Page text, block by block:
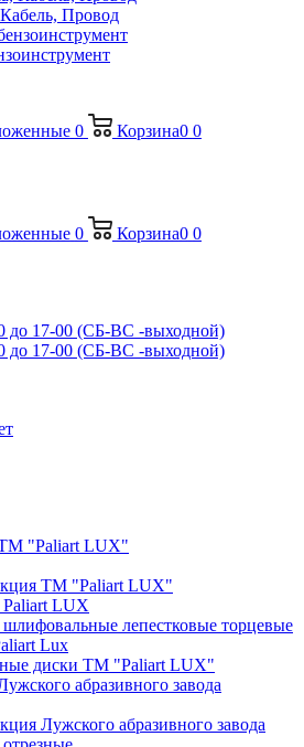
Провод
0 Корзина0 0
0 Корзина0 0
до 17-00 (СБ-ВС -выходной)
до 17-00 (СБ-ВС -выходной)
"Paliart LUX"
ТМ "Paliart LUX"
LUX
лепестковые торцевые
Lux
диски ТМ "Paliart LUX"
абразивного завода
Лужского абразивного завода